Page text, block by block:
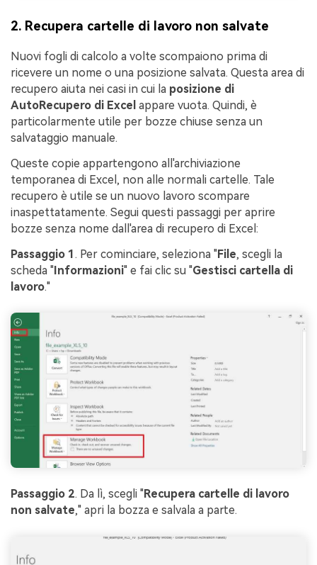
2. Recupera cartelle di lavoro non salvate
Nuovi fogli di calcolo a volte scompaiono prima di
ricevere un nome o una posizione salvata. Questa area di
recupero aiuta nei casi in cui la posizione di
AutoRecupero di Excel appare vuota. Quindi, è
particolarmente utile per bozze chiuse senza un
salvataggio manuale.
Queste copie appartengono all'archiviazione
temporanea di Excel, non alle normali cartelle. Tale
recupero è utile se un nuovo lavoro scompare
inaspettatamente. Segui questi passaggi per aprire
bozze senza nome dall'area di recupero di Excel:
Passaggio 1 . Per cominciare, seleziona "File, scegli la
scheda "Informazioni" e fai clic su "Gestisci cartella di
lavoro."
Passaggio 2. Da lì, scegli "Recupera cartelle di lavoro
non salvate," apri la bozza e salvala a parte.